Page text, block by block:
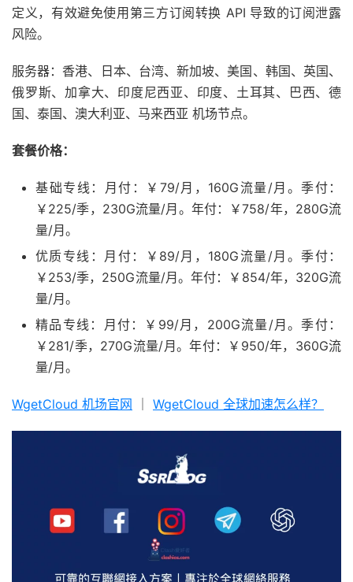
定义，有效避免使用第三方订阅转换 API 导致的订阅泄露
风险。
服务器：香港、日本、台湾、新加坡、美国、韩国、英国、
俄罗斯、加拿大、印度尼西亚、印度、土耳其、巴西、德
国、泰国、澳大利亚、马来西亚 机场节点。
套餐价格：
基础专线：月付：￥79/月，160G流量/月。季付：
￥225/季，230G流量/月。年付：￥758/年，280G流
量/月。
优质专线：月付：￥89/月，180G流量/月。季付：
￥253/季，250G流量/月。年付：￥854/年，320G流
量/月。
精品专线：月付：￥99/月，200G流量/月。季付：
￥281/季，270G流量/月。年付：￥950/年，360G流
量/月。
WgetCloud 机场官网 WgetCloud 全球加速怎么样？